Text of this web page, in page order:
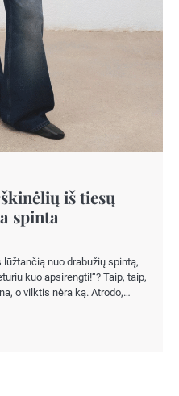
iš tiesų
spinta
nuo drabužių spintą,
kuo apsirengti!“? Taip, taip,
o vilktis nėra ką. Atrodo,…